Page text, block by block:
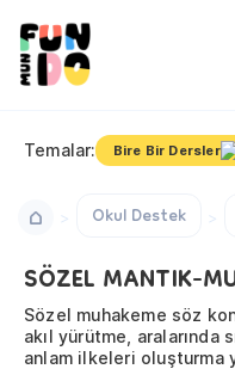
Temalar: Bire Bir Dersler
Okul Destek
SÖZEL MANTIK-
Sözel muhakeme söz
akıl yürütme, aralarında
anlam ilkeleri oluşturma